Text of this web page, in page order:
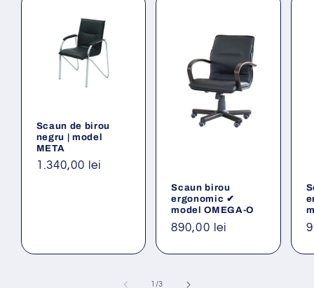
Scaun de birou
negru | model
META
Preț
1.340,00 lei
Scaun birou
ergonomic ✔
model OMEGA-O
Preț
890,00 lei
1 /din
3